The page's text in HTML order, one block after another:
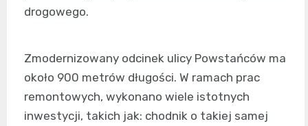
drogowego.
Zmodernizowany odcinek ulicy Powstańców ma
około 900 metrów długości. W ramach prac
remontowych, wykonano wiele istotnych
inwestycji, takich jak: chodnik o takiej samej